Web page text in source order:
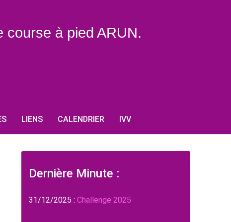
course à pied ARUN.
LIENS CALENDRIER IVV
Dernière Minute :
31/12/2025 : Challenge 2025